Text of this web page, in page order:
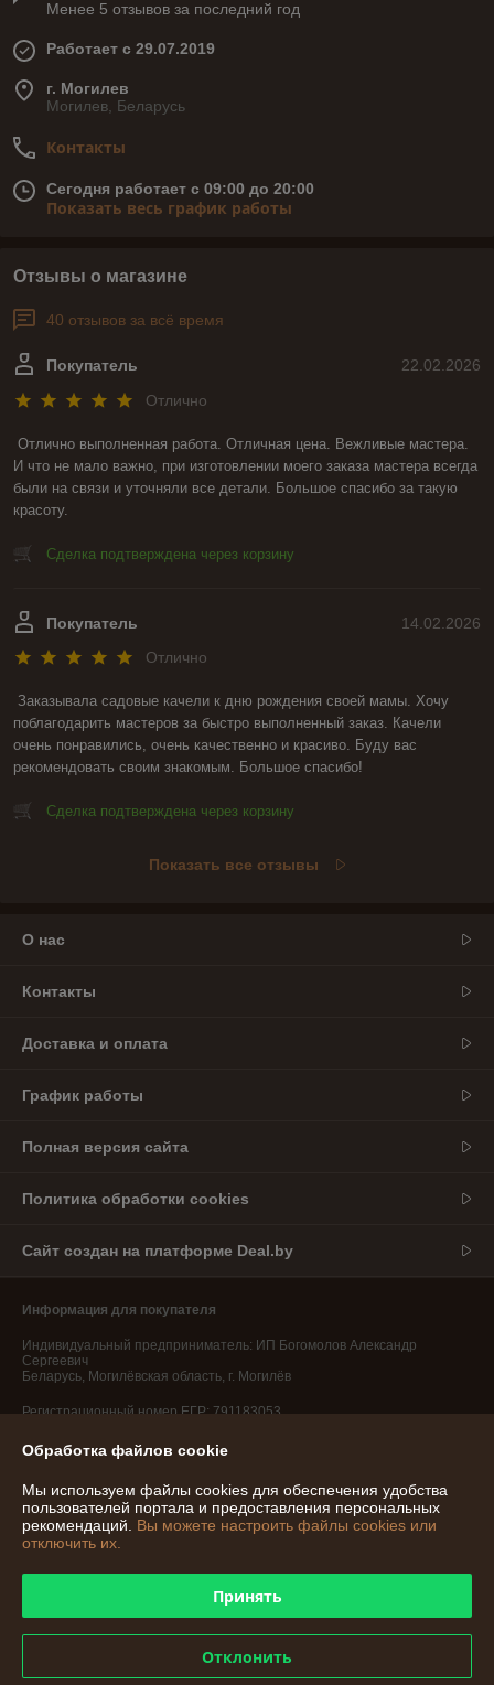
Менее 5 отзывов за последний год
Работает с 29.07.2019
г. Могилев
Могилев, Беларусь
Контакты
Сегодня работает с 09:00 до 20:00
Показать весь график работы
Отзывы о магазине
40 отзывов за всё время
22.02.2026
Покупатель
Отлично
Отлично выполненная работа. Отличная цена. Вежливые мастера.
И что не мало важно, при изготовлении моего заказа мастера всегда
были на связи и уточняли все детали. Большое спасибо за такую
красоту.
Сделка подтверждена через корзину
14.02.2026
Покупатель
Отлично
Заказывала садовые качели к дню рождения своей мамы. Хочу
поблагодарить мастеров за быстро выполненный заказ. Качели
очень понравились, очень качественно и красиво. Буду вас
рекомендовать своим знакомым. Большое спасибо!
Сделка подтверждена через корзину
Показать все отзывы
О нас
Контакты
Доставка и оплата
График работы
Полная версия сайта
Политика обработки cookies
Сайт создан на платформе Deal.by
Информация для покупателя
Индивидуальный предприниматель: ИП Богомолов Александр
Сергеевич
Беларусь, Могилёвская область, г. Могилёв
Регистрационный номер ЕГР: 791183053
УНП: 791183053
Регистрационный орган: Администрация октябрьского района г.
Могилёва
Дата регистрации компании: 19.12.2019
Обработка файлов cookie
Мы используем файлы cookies для обеспечения удобства
пользователей портала и предоставления персональных
рекомендаций. Вы можете настроить файлы cookies или
отключить их.
Принять
Отклонить